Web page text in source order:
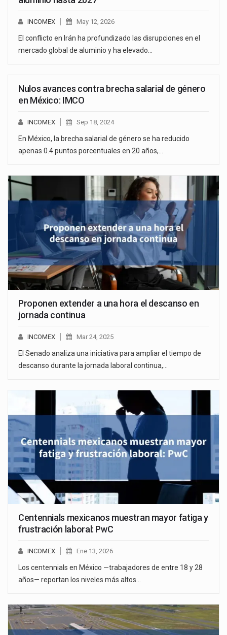
INCOMEX May 12, 2026
El conflicto en Irán ha profundizado las disrupciones en el
mercado global de aluminio y ha elevado…
Nulos avances contra brecha salarial de género
en México: IMCO
INCOMEX Sep 18, 2024
En México, la brecha salarial de género se ha reducido
apenas 0.4 puntos porcentuales en 20 años,…
Proponen extender a una hora el descanso en
jornada continua
INCOMEX Mar 24, 2025
El Senado analiza una iniciativa para ampliar el tiempo de
descanso durante la jornada laboral continua,…
Centennials mexicanos muestran mayor fatiga y
frustración laboral: PwC
INCOMEX Ene 13, 2026
Los centennials en México —trabajadores de entre 18 y 28
años— reportan los niveles más altos…